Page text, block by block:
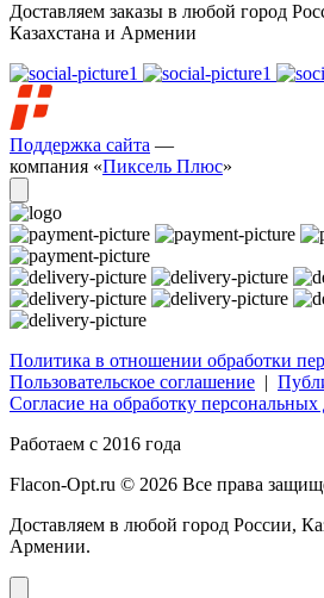
Доставляем заказы в любой город
Казахстана и Армении
Поддержка сайта —
компания «Пиксель Плюс»
Политика в отношении обработки
Пользовательское соглашение |
Согласие на обработку
Работаем с 2016 года
Flacon-Opt.ru © 2026 Все права
Доставляем в любой город России,
Армении.